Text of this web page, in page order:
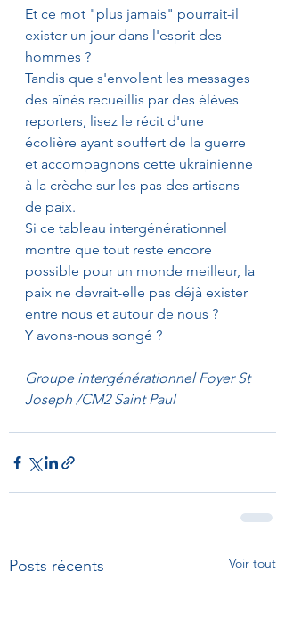
Et ce mot "plus jamais" pourrait-il
exister un jour dans l'esprit des
hommes ?
Tandis que s'envolent les messages
des aînés recueillis par des élèves
reporters, lisez le récit d'une
écolière ayant souffert de la guerre
et accompagnons cette ukrainienne
à la crèche sur les pas des artisans
de paix.
Si ce tableau intergénérationnel
montre que tout reste encore
possible pour un monde meilleur, la
paix ne devrait-elle pas déjà exister
entre nous et autour de nous ?
Y avons-nous songé ?
Groupe intergénérationnel Foyer St
Joseph /CM2 Saint Paul
Posts récents Voir tout